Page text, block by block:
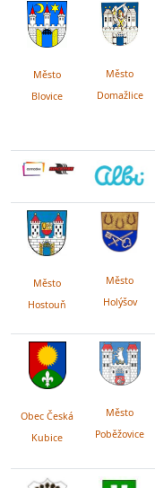
Město
Blovice
Město
Domažlice
Město
Hostouň
Město
Holýšov
Obec Česká
Kubice
Město
Poběžovice